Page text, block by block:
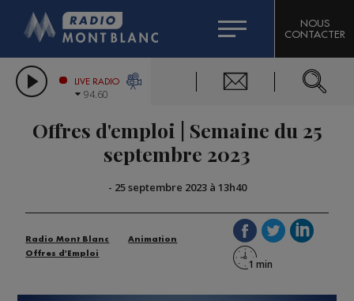
LES CHRONIQUES DE L'EXPERT
CITIZEN MACHINERY
GRAND MASSIF DOMAINES SKIABLES
BIGARD
COMPAGNIE DU MONT-BLANC
NOUS
CONTACTER
LIVE RADIO
94.60
Offres d'emploi | Semaine du 25
septembre 2023
- 25 septembre 2023 à 13h40
Radio Mont Blanc
Animation
Offres d'Emploi